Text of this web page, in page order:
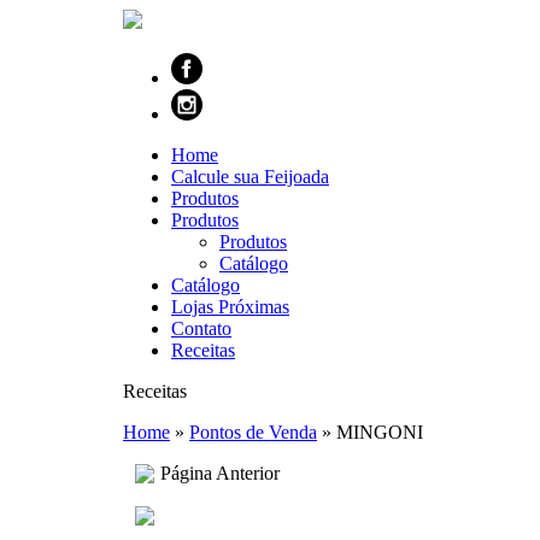
Home
Calcule sua Feijoada
Produtos
Produtos
Produtos
Catálogo
Catálogo
Lojas Próximas
Contato
Receitas
Receitas
Home » Pontos de Venda » MINGONI
Página Anterior